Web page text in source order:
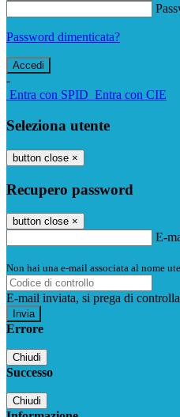
Password dimenticata?
-
Entra con SPID Entra con CIE
Seleziona utente
button close ×
Recupero password
button close ×
E-
Non hai una e-mail associata al nome
E-mail inviata, si prega di
Errore
Chiudi
Successo
Chiudi